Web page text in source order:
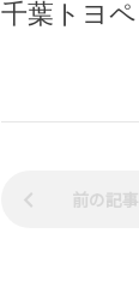
千葉トヨ
前の記